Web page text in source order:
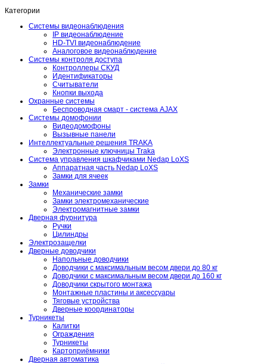
Категории
Системы видеонаблюдения
IP видеонаблюдение
HD-TVI видеонаблюдение
Аналоговое видеонаблюдение
Системы контроля доступа
Контроллеры СКУД
Идентификаторы
Считыватели
Кнопки выхода
Охранные системы
Беспроводная смарт - система AJAX
Системы домофонии
Видеодомофоны
Вызывные панели
Интеллектуальные решения TRAKA
Электронные ключницы Traka
Система управления шкафчиками Nedap LoXS
Аппаратная часть Nedap LoXS
Замки для ячеек
Замки
Механические замки
Замки электромеханические
Электромагнитные замки
Дверная фурнитура
Ручки
Цилиндры
Электрозащелки
Дверные доводчики
Напольные доводчики
Доводчики с максимальным весом двери до 80 кг
Доводчики с максимальным весом двери до 160 кг
Доводчики скрытого монтажа
Монтажные пластины и аксессуары
Тяговые устройства
Дверные координаторы
Турникеты
Калитки
Ограждения
Турникеты
Картоприёмники
Дверная автоматика